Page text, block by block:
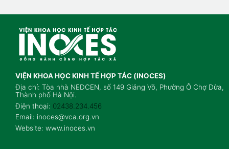
VIỆN KHOA HỌC KINH TẾ HỢP TÁC (INOCES)
Địa chỉ: Tòa nhà NEDCEN, số 149 Giảng Võ, Phường Ô Chợ Dừa,
Thành phố Hà Nội.
Điện thoại: 02438.234.456
Email: inoces@vca.org.vn
Website: www.inoces.vn